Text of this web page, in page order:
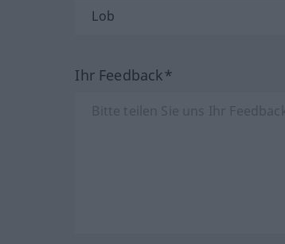
Ihr Feedback*